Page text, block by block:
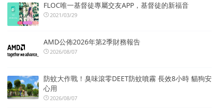
FLOC唯一基督徒專屬交友APP，基督徒的新福音
2021/03/29
AMD公佈2026年第2季財務報告
2026/08/07
防蚊大作戰！臭味滾零DEET防蚊噴霧 長效8小時 貓狗安
心用
2026/08/07